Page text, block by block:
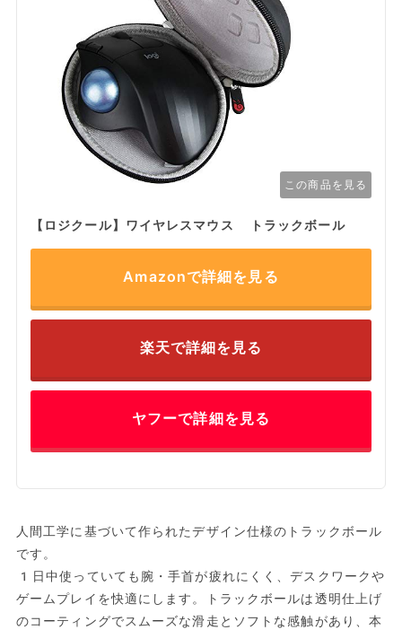
この商品を見る
【ロジクール】ワイヤレスマウス トラックボール
Amazonで詳細を見る
楽天で詳細を見る
ヤフーで詳細を見る
人間工学に基づいて作られたデザイン仕様のトラックボール
です。
1日中使っていても腕・手首が疲れにくく、デスクワークや
ゲームプレイを快適にします。トラックボールは透明仕上げ
のコーティングでスムーズな滑走とソフトな感触があり、本